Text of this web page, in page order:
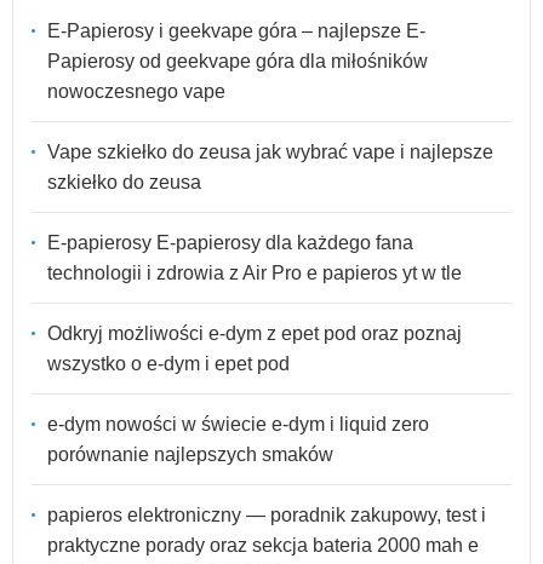
E-Papierosy i geekvape góra – najlepsze E-
Papierosy od geekvape góra dla miłośników
nowoczesnego vape
Vape szkiełko do zeusa jak wybrać vape i najlepsze
szkiełko do zeusa
E-papierosy E-papierosy dla każdego fana
technologii i zdrowia z Air Pro e papieros yt w tle
Odkryj możliwości e-dym z epet pod oraz poznaj
wszystko o e-dym i epet pod
e-dym nowości w świecie e-dym i liquid zero
porównanie najlepszych smaków
papieros elektroniczny — poradnik zakupowy, test i
praktyczne porady oraz sekcja bateria 2000 mah e